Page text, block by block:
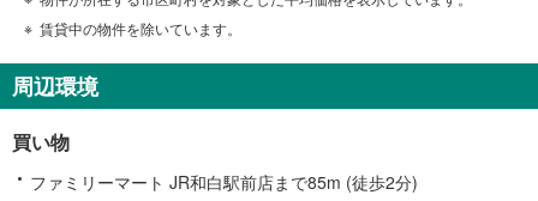
賃貸中の物件を除いています。
周辺環境
買い物
ファミリーマート JR和白駅前店まで85m (徒歩2分)